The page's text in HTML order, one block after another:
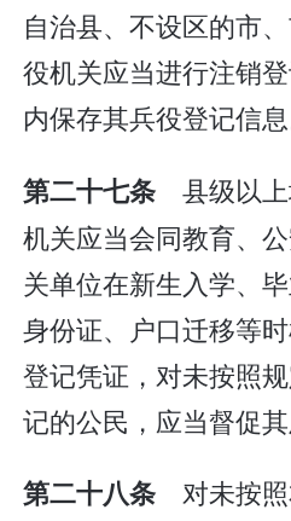
自治县、不设区的市
役机关应当进行注销
内保存其兵役登记信息
第二十七条县级以
机关应当会同教育、
关单位在新生入学、
身份证、户口迁移等
登记凭证，对未按照
记的公民，应当督促其
第二十八条对未按